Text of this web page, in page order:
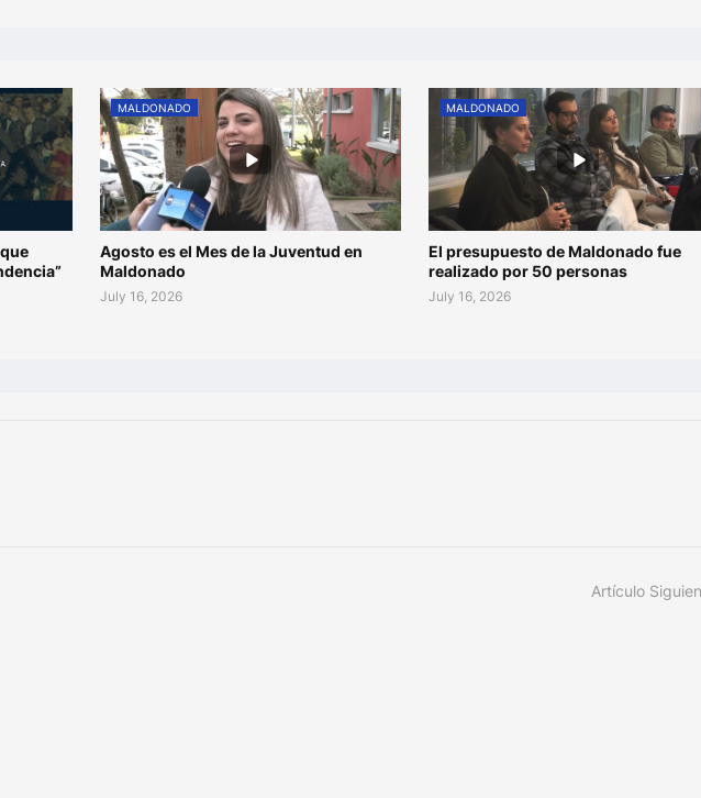
MALDONADO
Agosto es el Mes de la Juventud en
Maldonado
July 16, 2026
MALDONADO
El presupuesto de Maldonado fue
realizado por 50 personas
July 16, 2026
Artículo